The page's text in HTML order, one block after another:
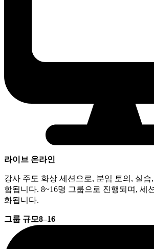
라이브 온라인
강사 주도 화상 세션으로, 분임 토의, 실
함됩니다. 8~16명 그룹으로 진행되며, 세
화됩니다.
그룹 규모8–16